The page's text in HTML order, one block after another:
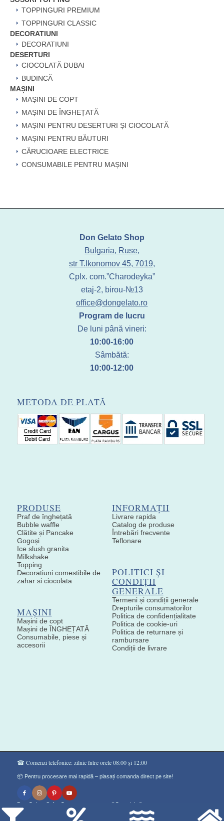
TOPPINGURI PREMIUM
TOPPINGURI CLASSIC
DECORATIUNI
DECORATIUNI
DESERTURI
CIOCOLATĂ DUBAI
BUDINCĂ
MAȘINI
MAȘINI DE COPT
MAȘINI DE ÎNGHEȚATĂ
MAȘINI PENTRU DESERTURI ȘI CIOCOLATĂ
MAȘINI PENTRU BĂUTURI
CĂRUCIOARE ELECTRICE
CONSUMABILE PENTRU MAȘINI
Don Gelato Shop
Bulgaria, Ruse,
str T.Ikonomov 45, 7019,
Cplx. com.”Charodeyka”
etaj-2, birou-№13
office@dongelato.ro
Program de lucru
De luni până vineri:
10:00-16:00
Sâmbătă:
10:00-12:00
METODA DE PLATĂ
PRODUSE
Praf de înghețată
Bubble waffle
Clătite și Pancake
Gogoși
Ice slush granita
Milkshake
Topping
Decoratiuni comestibile de
zahar si ciocolata
MAȘINI
Mașini de copt
Mașini de ÎNGHEȚATĂ
Consumabile, piese și
accesorii
INFORMAȚII
Livrare rapida
Catalog de produse
Întrebări frecvente
Teflonare
POLITICI ȘI
CONDIȚII
GENERALE
Termeni și condiții generale
Drepturile consumatorilor
Politica de confidențialitate
Politica de cookie-uri
Politica de returnare și
rambursare
Condiții de livrare
☎ Comenzi telefonice: zilnic între orele 08:00 și 12:00
📦 Pentru procesare mai rapidă – plasați comanda direct pe site!
Don Gelato Soft - Сладоледи на прах ®Copyright©